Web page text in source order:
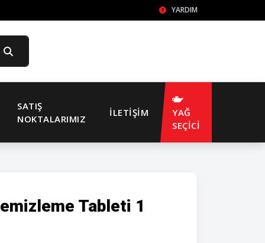
YARDIM
SATIŞ
NOKTALARIMIZ
İLETIŞIM
YAĞ
SEÇİCİ
Tableti 1